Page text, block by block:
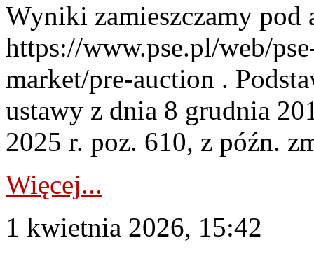
Wyniki zamieszczamy pod
https://www.pse.pl/web/
market/pre-auction .
ustawy z dnia 8 grudnia
2025 r. poz. 610, z późn.
Więcej...
1 kwietnia 2026, 15:42